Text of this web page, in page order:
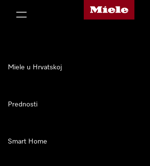
Miele početna stranica
Miele u Hrvatskoj
Prednosti
Smart Home